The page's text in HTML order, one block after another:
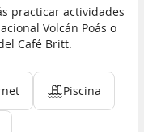
practicar actividades
Volcán Poás o
Café Britt.
Piscina